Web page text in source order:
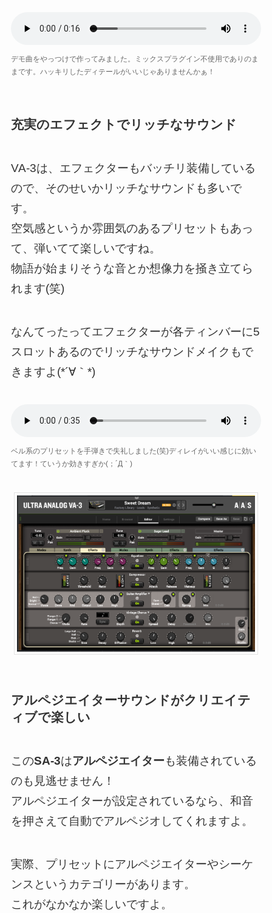
デモ曲をやっつけで作ってみました。ミックスプラグイン不使用でありのま
まです。ハッキリしたディテールがいいじゃありませんかぁ！
充実のエフェクトでリッチなサウンド
VA-3は、エフェクターもバッチリ装備している
ので、そのせいかリッチなサウンドも多いで
す。
空気感というか雰囲気のあるプリセットもあっ
て、弾いてて楽しいですね。
物語が始まりそうな音とか想像力を掻き立てら
れます(笑)
なんてったってエフェクターが各ティンバーに5
スロットあるのでリッチなサウンドメイクもで
きますよ(*´∀｀*)
ベル系のプリセットを手弾きで失礼しました(笑)ディレイがいい感じに効い
てます！ていうか効きすぎか(；´Д｀)
アルペジエイターサウンドがクリエイテ
ィブで楽しい
このSA-3はアルペジエイターも装備されている
のも見逃せません！
アルペジエイターが設定されているなら、和音
を押さえて自動でアルペジオしてくれますよ。
実際、プリセットにアルペジエイターやシーケ
ンスというカテゴリーがあります。
これがなかなか楽しいですよ。